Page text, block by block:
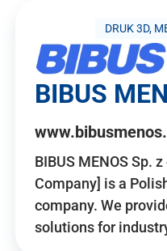
DRUK 3D,
BIBUS
BIBUS MENOS Sp.
Company] is a
company. We
solutions for